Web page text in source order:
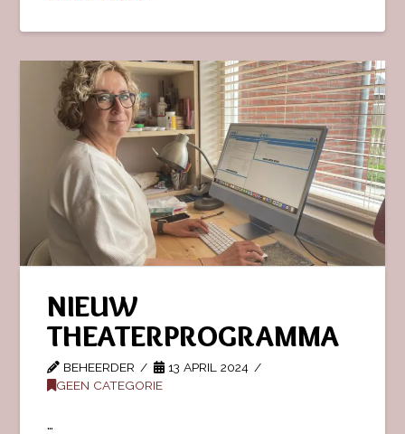
NIEUW
THEATERPROGRAMMA
BEHEERDER
13 APRIL 2024
GEEN CATEGORIE
…